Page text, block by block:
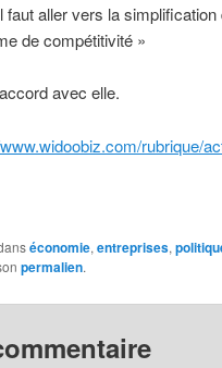
aller vers la
de compétitivité »
avec elle.
rubrique/
économie, entreprises,
permalien.